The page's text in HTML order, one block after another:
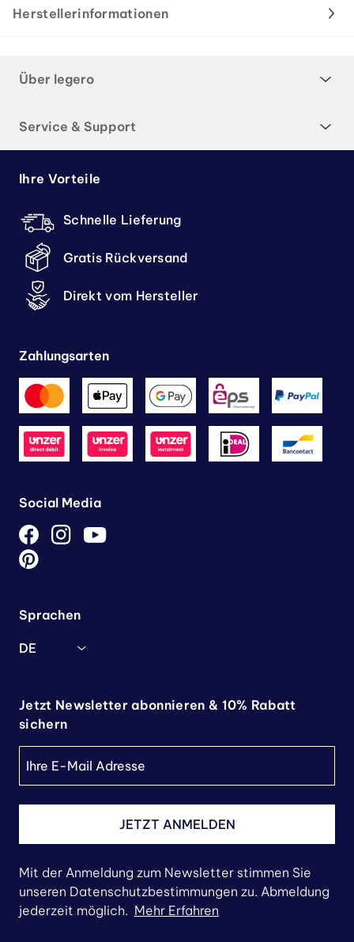
Herstellerinformationen
Über legero
Service & Support
Ihre Vorteile
Schnelle Lieferung
Gratis Rückversand
Direkt vom Hersteller
Zahlungsarten
Social Media
Sprachen
DE
Jetzt Newsletter abonnieren & 10% Rabatt
sichern
JETZT ANMELDEN
Mit der Anmeldung zum Newsletter stimmen Sie
unseren Datenschutzbestimmungen zu. Abmeldung
jederzeit möglich. Mehr Erfahren